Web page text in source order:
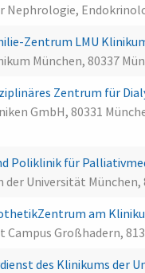
Nephrologie,
Zentrum LMU
München, 80337
Zentrum für
GmbH, 80331
Poliklinik für
der Universität München,
am
Campus Großhadern,
des Klinikums der